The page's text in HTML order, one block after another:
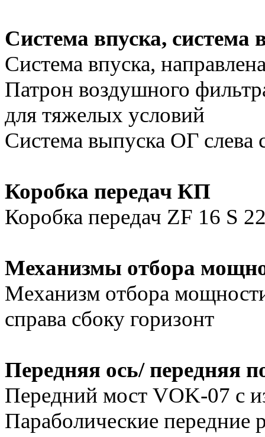
Система впуска,
Система впуска,
Патрон воздушного
для тяжелых условий
Система выпуска ОГ слева
Коробка передач КП
Коробка передач ZF 16 S
Механизмы отбора
Механизм отбора
справа сбоку горизонт
Передняя ось/ передняя
Передний мост VOK-07 с
Параболические передние